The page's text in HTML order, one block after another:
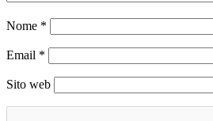
Nome *
Email *
Sito web